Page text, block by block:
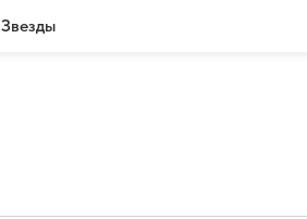
Звезды